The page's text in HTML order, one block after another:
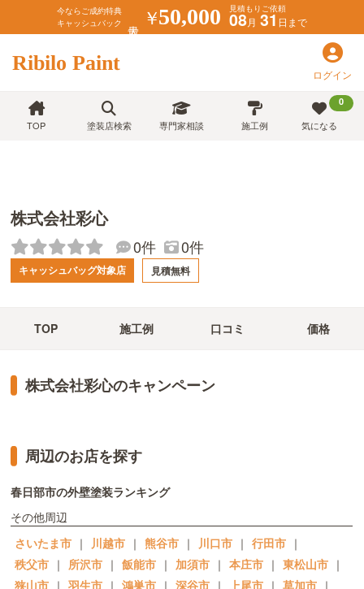
今ならご成約特典
キャッシュバック
￥50,000 見積もりご依頼
08月 31日まで
Ribilo Paint ログイン
TOP 塗装店検索 専門家相談 施工例
0
気になる
株式会社彩心
0件 0件
キャッシュバッグ対象店 見積無料
TOP 施工例 口コミ 価格
株式会社彩心のキャンペーン
周辺のお店を探す
春日部市の外壁塗装ランキング
その他周辺
さいたま市 ｜ 川越市 ｜ 熊谷市 ｜ 川口市 ｜ 行田市 ｜
秩父市 ｜ 所沢市 ｜ 飯能市 ｜ 加須市 ｜ 本庄市 ｜ 東松山市 ｜
狭山市 ｜ 羽生市 ｜ 鴻巣市 ｜ 深谷市 ｜ 上尾市 ｜ 草加市 ｜